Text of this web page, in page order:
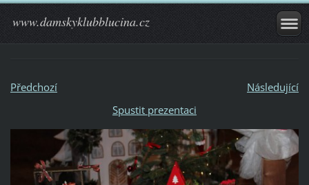
www.damskyklubblucina.cz
Předchozí
Následující
Spustit prezentaci